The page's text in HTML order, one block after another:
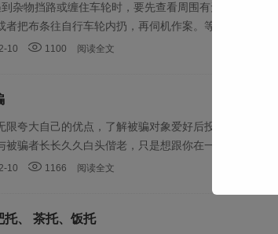
杂物挡路或缠住车轮时，要先查看周围有无可疑人员
者把布条往自行车轮内扔，再伺机作案。等你低头查看
10 1100 阅读全文
限夸大自己的优点，了解被骗对象爱好后投其所好。
被骗者长长久久白头偕老，只是想跟你在一起暂时的排
10 1166 阅读全文
托、 茶托、饭托